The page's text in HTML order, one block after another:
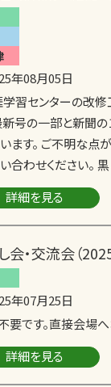
年08月05日
習センターの改修
号の一部と新聞の
ます。 ご不明な点
合わせください。
詳細を見る
会・交流会（
年07月25日
要です。直接会場へ
詳細を見る